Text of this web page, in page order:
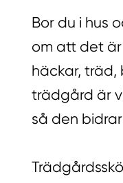
Bor du i hus
om att det
häckar, träd,
trädgård är
så den